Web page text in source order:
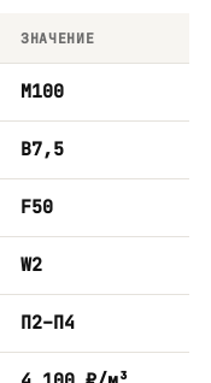
ЗНАЧЕНИЕ
М100
B7,5
F50
W2
П2–П4